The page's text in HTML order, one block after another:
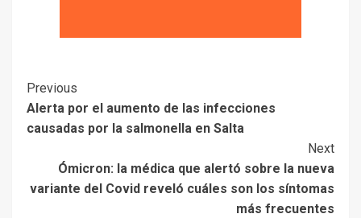
Previous
Alerta por el aumento de las infecciones
causadas por la salmonella en Salta
Next
Ómicron: la médica que alertó sobre la nueva
variante del Covid reveló cuáles son los síntomas
más frecuentes